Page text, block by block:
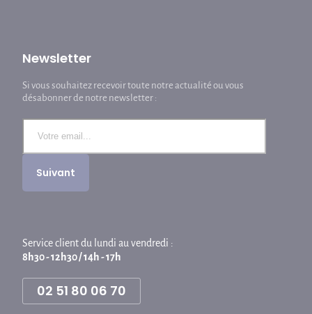
Newsletter
Si vous souhaitez recevoir toute notre actualité ou vous
désabonner de notre newsletter :
Service client du lundi au vendredi :
8h30 - 12h30 / 14h - 17h
02 51 80 06 70